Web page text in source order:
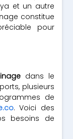
et un autre
constitue
pour
dans le
plusieurs
de
. Voici des
besoins de